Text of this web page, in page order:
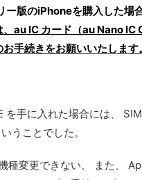
版のiPhoneを購入した場
au IC カード（au Nano IC
手続きをお願いいたします。
を手に入れた場合には、
うことでした。
種変更できない、 また、